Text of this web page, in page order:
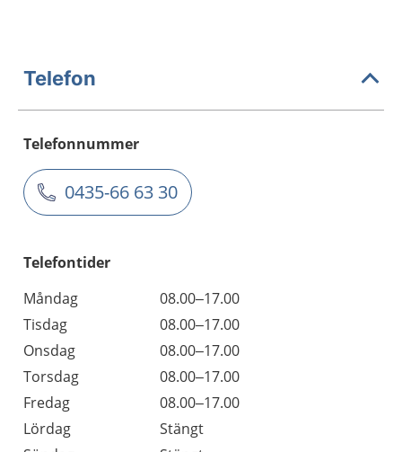
Telefon
Telefonnummer
0435-66 63 30
Telefontider
Måndag
08.00–17.00
Tisdag
08.00–17.00
Onsdag
08.00–17.00
Torsdag
08.00–17.00
Fredag
08.00–17.00
Lördag
Stängt